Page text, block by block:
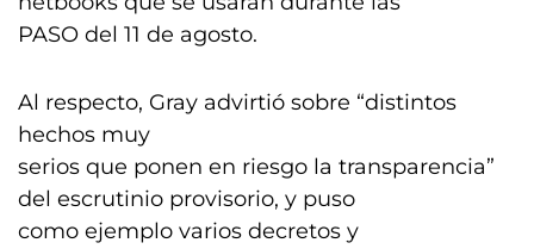
PASO del 11 de agosto.
Al respecto, Gray advirtió sobre “distintos
hechos muy
serios que ponen en riesgo la transparencia”
del escrutinio provisorio, y puso
como ejemplo varios decretos y